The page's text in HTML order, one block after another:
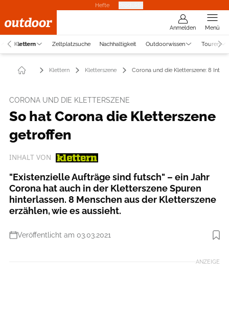
Hefte
Anmelden Menü
Klettern Zeltplatzsuche Nachhaltigkeit Outdoorwissen Touren
Klettern Kletterszene Corona und die Kletterszene: 8
CORONA UND DIE KLETTERSZENE
So hat Corona die Kletterszene
getroffen
INHALT VON
"Existenzielle Aufträge sind futsch" – ein Jahr
Corona hat auch in der Kletterszene Spuren
hinterlassen. 8 Menschen aus der Kletterszene
erzählen, wie es aussieht.
Veröffentlicht am 03.03.2021
Foto: KLETTERN
ANZEIGE